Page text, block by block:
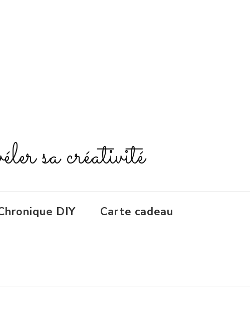
sa créativité
DIY Carte cadeau